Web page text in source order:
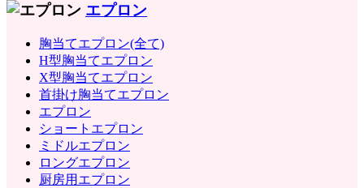
エプロン
胸当てエプロン(全て)
H型胸当てエプロン
X型胸当てエプロン
首掛け胸当てエプロン
エプロン
ショートエプロン
ミドルエプロン
ロングエプロン
厨房用エプロン